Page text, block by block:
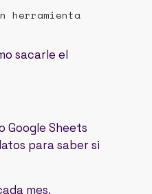
herramienta
sacarle el
Google Sheets
para saber si
mes.